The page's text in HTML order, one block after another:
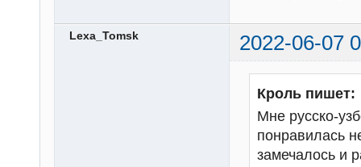
Lexa_Tomsk 2022-06-07
Кроль пишет:
Мне русско-
понравилась
замечалось и